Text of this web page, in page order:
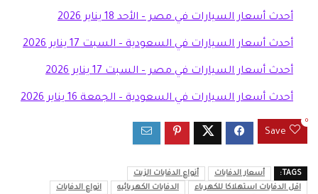
أحدث أسعار السيارات في مصر – الأحد 18 يناير 2026
أحدث أسعار السيارات في السعودية – السبت 17 يناير 2026
أحدث أسعار السيارات في مصر – السبت 17 يناير 2026
أحدث أسعار السيارات في السعودية – الجمعة 16 يناير 2026
Save
0
TAGS: أسعار الدفايات
أنواع الدفايات الزيت
اقل الدفايات استهلاكا للكهرباء
الدفايات الكهربائيه
انواع الدفايات